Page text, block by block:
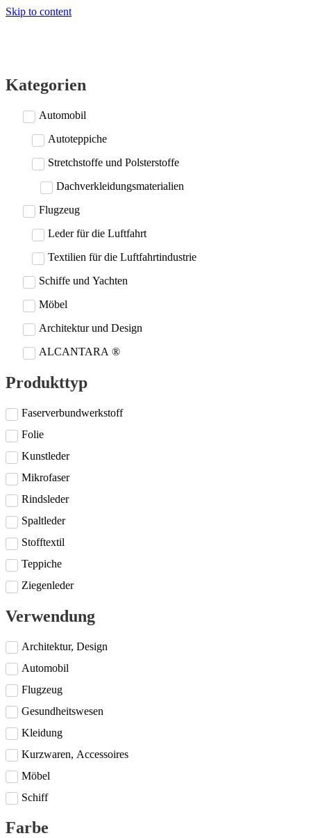
Skip to content
Kategorien
Automobil
Autoteppiche
Stretchstoffe und Polsterstoffe
Dachverkleidungsmaterialien
Flugzeug
Leder für die Luftfahrt
Textilien für die Luftfahrtindustrie
Schiffe und Yachten
Möbel
Architektur und Design
ALCANTARA ®
Produkttyp
Faserverbundwerkstoff
Folie
Kunstleder
Mikrofaser
Rindsleder
Spaltleder
Stofftextil
Teppiche
Ziegenleder
Verwendung
Architektur, Design
Automobil
Flugzeug
Gesundheitswesen
Kleidung
Kurzwaren, Accessoires
Möbel
Schiff
Farbe